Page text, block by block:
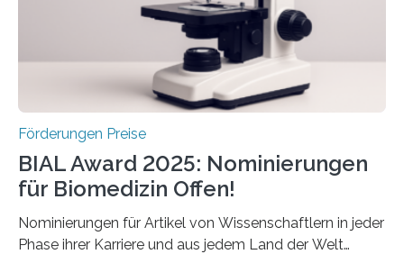
werden soll eine herausragende Doktorarbeit oder eine
hochrangige wissenschaftliche Publikation zum Thema
Förderungen Preise
BIAL Award 2025: Nominierungen
für Biomedizin Offen!
Nominierungen für Artikel von Wissenschaftlern in jeder
Phase ihrer Karriere und aus jedem Land der Welt